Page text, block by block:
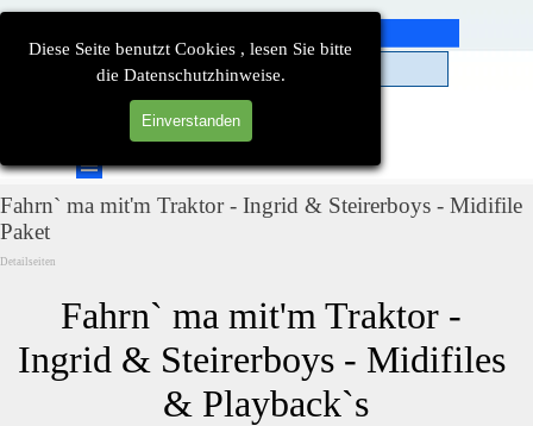
Diese Seite benutzt Cookies , lesen Sie bitte
die Datenschutzhinweise.
Einverstanden
Direkt zum Seiteninhalt
Menü überspringen
Fahrn` ma mit'm Traktor - Ingrid & Steirerboys - Midifile
Paket
Detailseiten
Fahrn` ma mit'm Traktor -
Ingrid & Steirerboys - Midifiles
& Playback`s